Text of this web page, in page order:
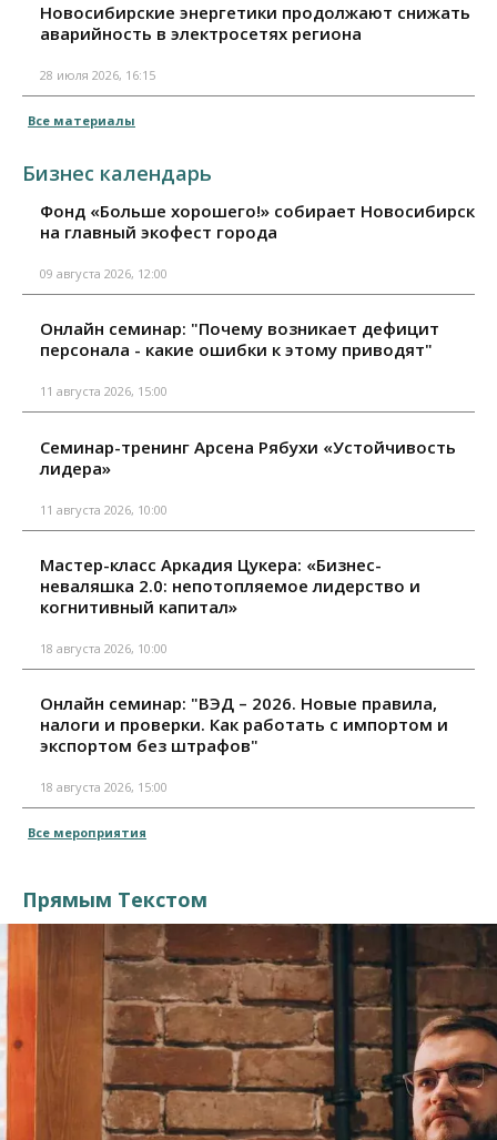
Новосибирские энергетики продолжают снижать
аварийность в электросетях региона
28 июля 2026, 16:15
Все материалы
Бизнес календарь
Фонд «Больше хорошего!» собирает Новосибирск
на главный экофест города
09 августа 2026, 12:00
Онлайн семинар: "Почему возникает дефицит
персонала - какие ошибки к этому приводят"
11 августа 2026, 15:00
Семинар-тренинг Арсена Рябухи «Устойчивость
лидера»
11 августа 2026, 10:00
Мастер-класс Аркадия Цукера: «Бизнес-
неваляшка 2.0: непотопляемое лидерство и
когнитивный капитал»
18 августа 2026, 10:00
Онлайн семинар: "ВЭД – 2026. Новые правила,
налоги и проверки. Как работать с импортом и
экспортом без штрафов"
18 августа 2026, 15:00
Все мероприятия
Прямым Текстом